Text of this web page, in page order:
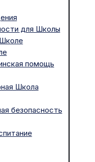
для Школы
помощь
Школа
безопасность